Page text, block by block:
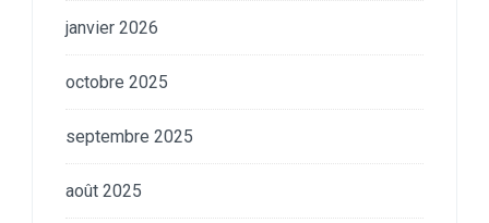
janvier 2026
octobre 2025
septembre 2025
août 2025